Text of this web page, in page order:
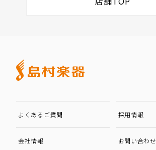
よくあるご質問 採用情報
会社情報 お問い合わせ